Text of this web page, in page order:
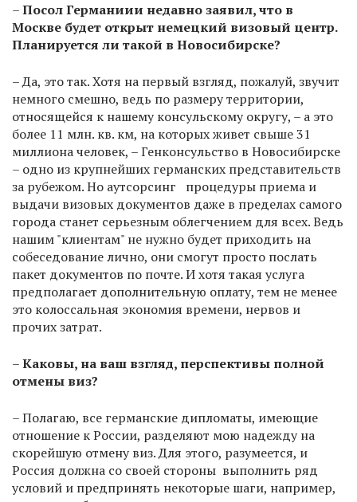
–Посол Германиии недавно заявил, что в
Москве будет открыт немецкий визовый центр.
Планируется ли такой в Новосибирске?
– Да, это так. Хотя на первый взгляд, пожалуй, звучит
немного смешно, ведь по размеру территории,
относящейся к нашему консульскому округу, – а это
более 11 млн. кв. км, на которых живет свыше 31
миллиона человек, – Генконсульство в Новосибирске
– одно из крупнейших германских представительств
за рубежом. Но аутсорсинг процедуры приема и
выдачи визовых документов даже в пределах самого
города станет серьезным облегчением для всех. Ведь
нашим "клиентам" не нужно будет приходить на
собеседование лично, они смогут просто послать
пакет документов по почте. И хотя такая услуга
предполагает дополнительную оплату, тем не менее
это колоссальная экономия времени, нервов и
прочих затрат.
–Каковы, на ваш взгляд, перспективы полной
отмены виз?
– Полагаю, все германские дипломаты, имеющие
отношение к России, разделяют мою надежду на
скорейшую отмену виз. Для этого, разумеется, и
Россия должна со своей стороны выполнить ряд
условий и предпринять некоторые шаги, например,